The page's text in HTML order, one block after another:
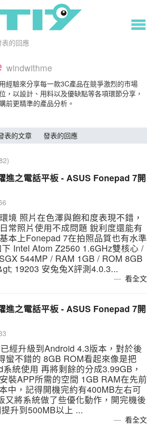
表的回應
windwithme
經驗來分享每一款3C產品在競爭激烈的市場
，以設計、用料以及優缺點等各項環節分享，
前更精準的產品分析。
表的文章
發表的回應
進之電話平板 - ASUS Fonepad 7開
境 照片在色澤與飽和度表現不錯，
常照片使用不成問題 銳利度還能有
本上Fonepad 7在拍照品質也有水準
Intel Atom Z2560 1.6GHz雙核心 /
544MP / RAM 1GB / ROM 8GB
19203 安兔兔X評測4.0.3...
看全文
進之電話平板 - ASUS Fonepad 7開
經升級到Android 4.3版本，對於後
蠻不錯的 8GB ROM看起來像是把
統使用 再將剩餘的分成3.99GB，
裝APP所需的空間 1GB RAM在先前
中，記得開機完約有400MB左右可
又將系統做了些優化動作，開完機後
升到500MB以上 ...
看全文